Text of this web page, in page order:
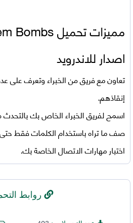
مميزات تحميل
اصدار للاندرويد
تعاون مع فريق من الخبراء وتعرف على
إنقاذهم.
اسمح لفريق الخبراء الخاص بك
صف ما تراه باستخدام الكلمات فقط
اختبار مهارات الاتصال الخاصة بك.
روابط